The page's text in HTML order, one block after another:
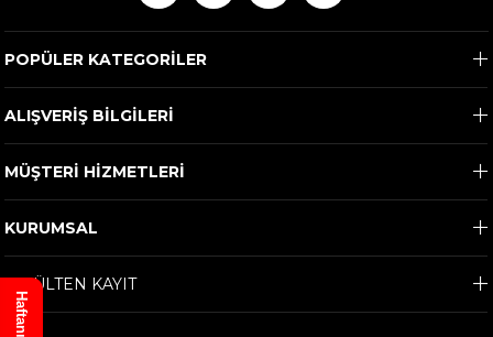
POPÜLER KATEGORİLER
ALIŞVERİŞ BİLGİLERİ
MÜŞTERİ HİZMETLERİ
KURUMSAL
E-BÜLTEN KAYIT